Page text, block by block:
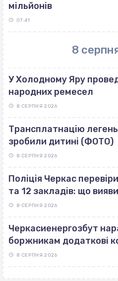
мільйонів
07:41
8
У Холодному Яру
народних ремесел
8 СЕРПНЯ 2026
Трансплатнацію легень
зробили дитині (ФОТО)
8 СЕРПНЯ 2026
Поліція Черкас
та 12 закладів: що
8 СЕРПНЯ 2026
Черкасиенергозбут
боржникам додаткові
8 СЕРПНЯ 2026